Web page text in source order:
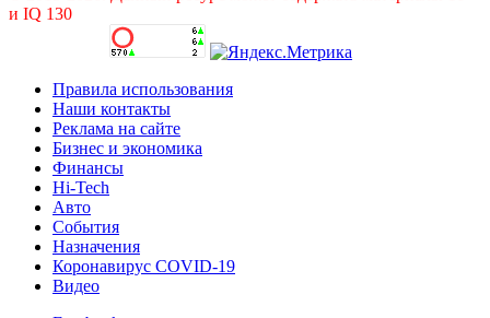
и IQ 130
Правила использования
Наши контакты
Реклама на сайте
Бизнес и экономика
Финансы
Hi-Tech
Авто
События
Назначения
Коронавирус COVID-19
Видео